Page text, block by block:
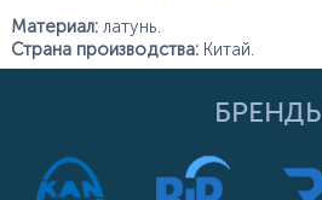
Материал:латунь.
Страна производства:Китай.
БРЕНДЫ